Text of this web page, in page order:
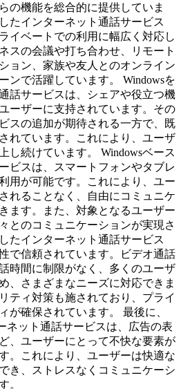
の機能を総合的に提供していま
たインターネット通話サービス
イベートでの利用に幅広く対応し
スの会議や打ち合わせ、リモート
ョン、家族や友人とのオンライン
ンで活躍しています。 Windowsを
話サービスは、シェアや役立つ機
ーザーに支持されています。その
スの追加が期待される一方で、既
れています。これにより、ユーザ
し続けています。 Windowsベース
ビスは、スマートフォンやタブレ
用が可能です。これにより、ユー
れることなく、自由にコミュニケ
ます。また、対象となるユーザー
とのコミュニケーションが実現さ
たインターネット通話サービス
で信頼されています。ビデオ通話
時間に制限がなく、多くのユーザ
、さまざまなニーズに対応できま
ティ対策も施されており、プライ
が確保されています。 最後に、
ネット通話サービスは、広告の表
、ユーザーにとって不快な要素が
。これにより、ユーザーは快適な
き、ストレスなくコミュニケーシ
。